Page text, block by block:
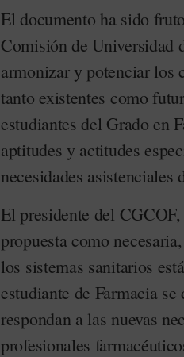
El documento ha sido
Comisión de
armonizar y potenciar los
tanto existentes como
estudiantes del Grado en
aptitudes y actitudes
necesidades asistenciales
El presidente del CGCOF,
propuesta como
los sistemas sanitarios
estudiante de Farmacia
respondan a las nuevas
profesionales